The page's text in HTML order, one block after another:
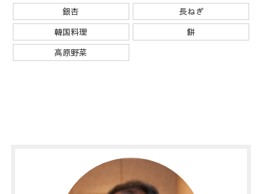
銀杏
長ねぎ
韓国料理
餅
高原野菜